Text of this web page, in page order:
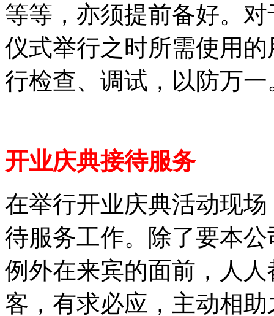
等等，亦须提前备好。
仪式举行之时所需使用
行检查、调试，以防万一
开业庆典接待服务
在举行开业庆典活动现
待服务工作。除了要本
例外在来宾的面前，人
客，有求必应，主动相